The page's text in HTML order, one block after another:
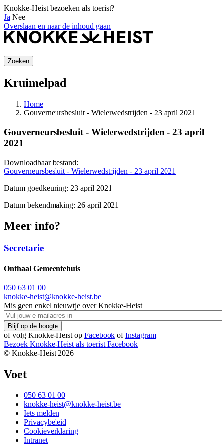
Knokke-Heist bezoeken als toerist?
Ja Nee
Overslaan en naar de inhoud gaan
Kruimelpad
Home
Gouverneursbesluit - Wielerwedstrijden - 23 april 2021
Gouverneursbesluit - Wielerwedstrijden - 23 april
2021
Downloadbaar bestand:
Gouverneursbesluit - Wielerwedstrijden - 23 april 2021
Datum goedkeuring: 23 april 2021
Datum bekendmaking: 26 april 2021
Meer info?
Secretarie
Onthaal Gemeentehuis
050 63 01 00
knokke-heist@knokke-heist.be
Mis geen enkel nieuwtje over Knokke-Heist
of volg Knokke-Heist op Facebook ofInstagram
Bezoek Knokke-Heist als toerist Facebook
© Knokke-Heist 2026
Voet
050 63 01 00
knokke-heist@knokke-heist.be
Iets melden
Privacybeleid
Cookieverklaring
Intranet